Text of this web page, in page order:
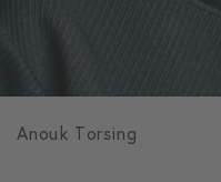
Anouk Torsing